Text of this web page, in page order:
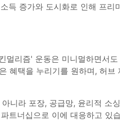
득 증가와 도시화로 인해 프리
리즘' 운동은 미니멀하면서
혜택을 누리기를 원하며, 허
니라 포장, 공급망, 윤리적 소
트너십으로 이에 대응하고 있